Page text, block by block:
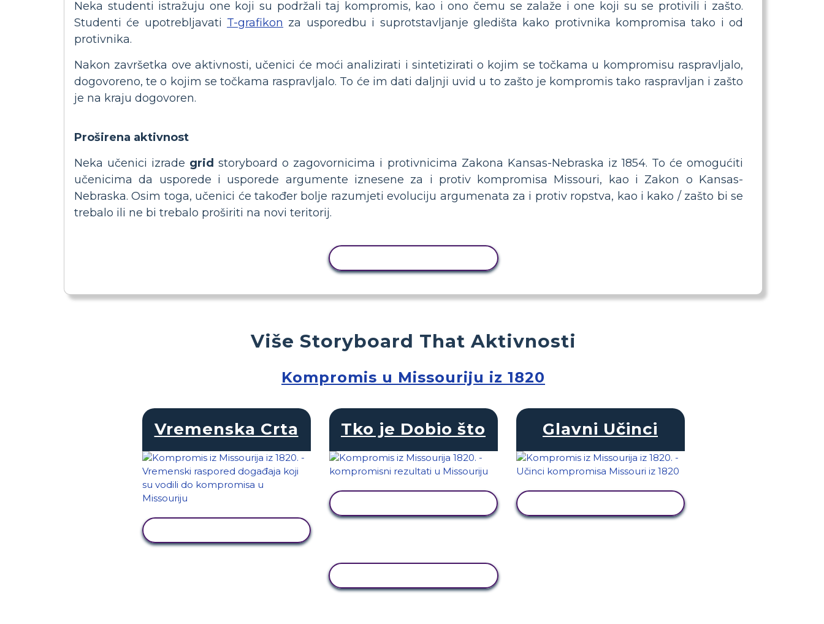
Neka studenti istražuju one koji su podržali taj kompromis, kao i ono čemu se zalaže i one koji su se protivili i zašto.
Studenti će upotrebljavati T-grafikon za usporedbu i suprotstavljanje gledišta kako protivnika kompromisa tako i od
protivnika.
Nakon završetka ove aktivnosti, učenici će moći analizirati i sintetizirati o kojim se točkama u kompromisu raspravljalo,
dogovoreno, te o kojim se točkama raspravljalo. To će im dati daljnji uvid u to zašto je kompromis tako raspravljan i zašto
je na kraju dogovoren.
Proširena aktivnost
Neka učenici izrade grid storyboard o zagovornicima i protivnicima Zakona Kansas-Nebraska iz 1854. To će omogućiti
učenicima da usporede i usporede argumente iznesene za i protiv kompromisa Missouri, kao i Zakon o Kansas-
Nebraska. Osim toga, učenici će također bolje razumjeti evoluciju argumenata za i protiv ropstva, kao i kako / zašto bi se
trebalo ili ne bi trebalo proširiti na novi teritorij.
Više Storyboard That Aktivnosti
Kompromis u Missouriju iz 1820
Vremenska Crta Tko je Dobio što Glavni Učinci